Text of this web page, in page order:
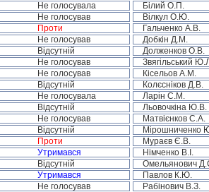
Не голосувала Білий О.П.
Не голосував Вілкул О.Ю.
Проти Гальченко А.В.
Не голосував Добкін Д.М.
Відсутній Долженков О.В.
Не голосував Звягільський
Не голосував Кісельов А.М.
Відсутній Колєсніков Д.В.
Не голосувала Ларін С.М.
Відсутній Льовочкіна Ю.В.
Не голосував Матвієнков С.А.
Відсутній Мірошниченко
Проти Мураєв Є.В.
Утримався Німченко В.І.
Відсутній Омельянович
Утримався Павлов К.Ю.
Не голосував Рабінович В.З.